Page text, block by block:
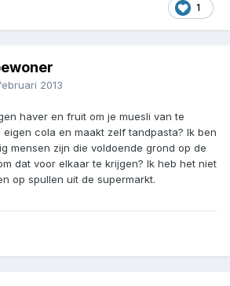
1
2013
haver en fruit om je muesli van te
cola en maakt zelf tandpasta? Ik ben
mensen zijn die voldoende grond op de
dat voor elkaar te krijgen? Ik heb het niet
op spullen uit de supermarkt.